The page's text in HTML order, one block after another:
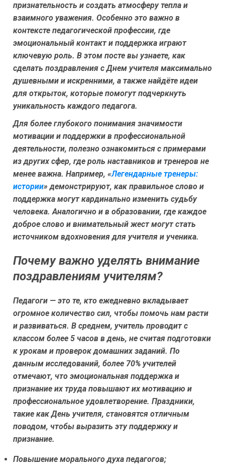
признательность и создать атмосферу тепла и
взаимного уважения. Особенно это важно в
контексте педагогической профессии, где
эмоциональный контакт и поддержка играют
ключевую роль. В этом посте вы узнаете, как
сделать поздравления с Днем учителя максимально
душевными и искренними, а также найдёте идеи
для открыток, которые помогут подчеркнуть
уникальность каждого педагога.
Для более глубокого понимания значимости
мотивации и поддержки в профессиональной
деятельности, полезно ознакомиться с примерами
из других сфер, где роль наставников и тренеров не
менее важна. Например, «Легендарные тренеры:
истории» демонстрируют, как правильное слово и
поддержка могут кардинально изменить судьбу
человека. Аналогично и в образовании, где каждое
доброе слово и внимательный жест могут стать
источником вдохновения для учителя и ученика.
Почему важно уделять внимание
поздравлениям учителям?
Педагоги — это те, кто ежедневно вкладывает
огромное количество сил, чтобы помочь нам расти
и развиваться. В среднем, учитель проводит с
классом более 5 часов в день, не считая подготовки
к урокам и проверок домашних заданий. По
данным исследований, более 70% учителей
отмечают, что эмоциональная поддержка и
признание их труда повышают их мотивацию и
профессиональное удовлетворение. Праздники,
такие как День учителя, становятся отличным
поводом, чтобы выразить эту поддержку и
признание.
Повышение морального духа педагогов;